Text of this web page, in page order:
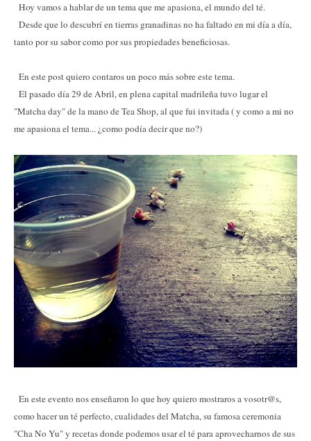
Hoy vamos a hablar de un tema que me apasiona, el mundo del té.
Desde que lo descubrí en tierras granadinas no ha faltado en mi día a día,
tanto por su sabor como por sus propiedades beneficiosas.
En este post quiero contaros un poco más sobre este tema.
El pasado día 29 de Abril, en plena capital madrileña tuvo lugar el
"Matcha day" de la mano de Tea Shop, al que fui invitada ( y como a mi no
me apasiona el tema... ¿como podía decir que no?)
En este evento nos enseñaron lo que hoy quiero mostraros a vosotr@s,
como hacer un té perfecto, cualidades del Matcha, su famosa ceremonia
"Cha No Yu" y recetas donde podemos usar el té para aprovecharnos de sus